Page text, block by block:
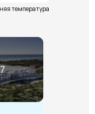
температура